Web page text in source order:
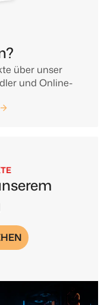
über unser
und Online-